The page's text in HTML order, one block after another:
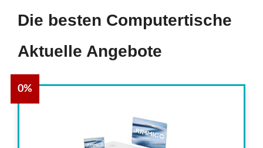
Die besten Computertische
Aktuelle Angebote
0%